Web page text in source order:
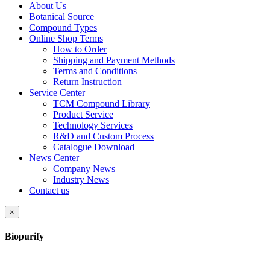
About Us
Botanical Source
Compound Types
Online Shop Terms
How to Order
Shipping and Payment Methods
Terms and Conditions
Return Instruction
Service Center
TCM Compound Library
Product Service
Technology Services
R&D and Custom Process
Catalogue Download
News Center
Company News
Industry News
Contact us
×
Biopurify